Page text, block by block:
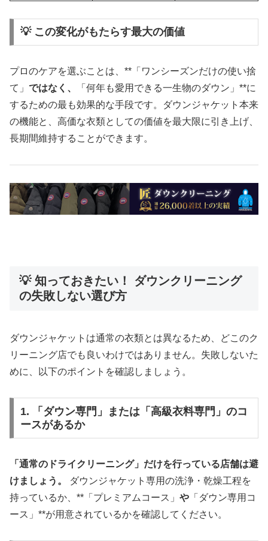
💡 この変化がもたらす最大の価値
プロのケアを選ぶことは、**「ワンシーズンだけの使い捨
て」 ではなく、
「何年も愛用できる一生物のダウン」**に
するための最も効果的な手段です。ダウンジャケット本来
の機能と、高価な衣類としての価値を最大限に引き上げ、
長期間維持することができます。
💡 知っておきたい！ ダウンクリーニング
の失敗しない選び方
ダウンジャケットは通常の衣類とは異なるため、どこのク
リーニング店でも良いわけではありません。失敗しないた
めに、以下のポイントを確認しましょう。
1. 「ダウン専門」または「高級衣料専門」のコ
ースがあるか
「通常のドライクリーニング」だけを行っている店舗は避
けましょう。
ダウンジャケット専用の洗浄・乾燥工程を
持っているか、**「プレミアムコース」 や 「ダウン専用コ
ース」**が用意されているかを確認してください。